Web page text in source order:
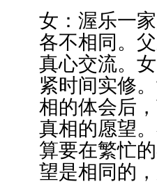
女：渥乐一
各不相同。
真心交流。
紧时间实修
相的体会后
真相的愿望
算要在繁忙
望是相同的